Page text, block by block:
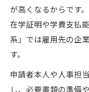
が高くなるからです
在学証明や学費支払
系」では雇用先の企
す。
申請者本人や人事担
し、必要書類の準備